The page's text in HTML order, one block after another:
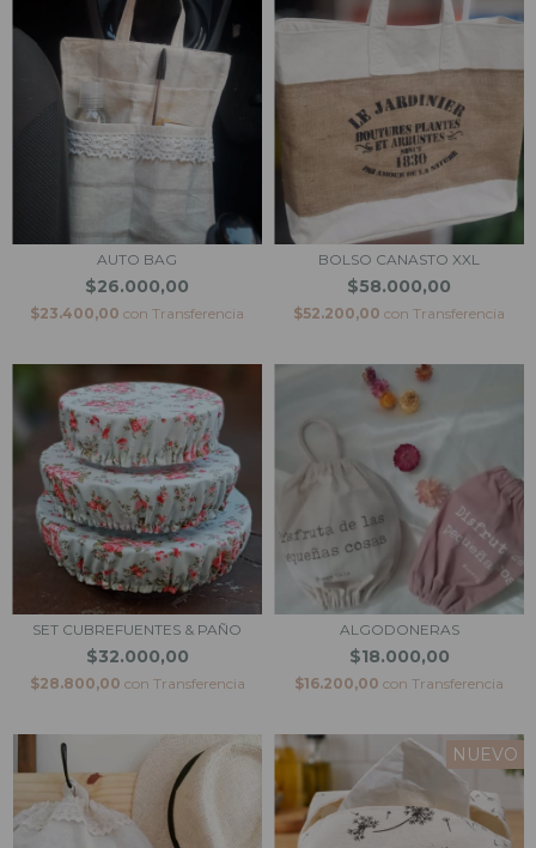
AUTO BAG
$26.000,00
$23.400,00 con Transferencia
BOLSO CANASTO XXL
$58.000,00
$52.200,00 con Transferencia
SET CUBREFUENTES & PAÑO
$32.000,00
$28.800,00 con Transferencia
ALGODONERAS
$18.000,00
$16.200,00 con Transferencia
NUEVO